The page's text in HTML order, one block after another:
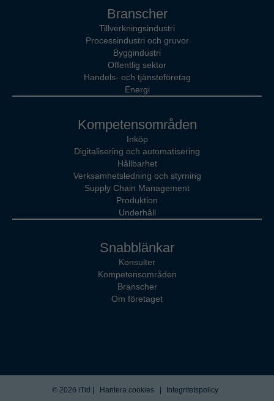
Branscher
Tillverkningsindustri
Processindustri och gruvor
Byggindustri
Offentlig sektor
Handels- och tjänsteföretag
Energi
Kompetensområden
Inköp
Digitalisering och automatisering
Hållbarhet
Verksamhetsledning och styrning
Supply Chain Management
Produktion
Underhåll
Snabblänkar
Konsulter
Kompetensområden
Branscher
Om företaget
© 2026 iTid | Hantera cookies Integritetspolicy